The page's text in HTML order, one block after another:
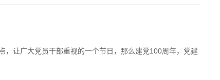
让广大党员干部重视的一个节日，那么建党100周年，党建